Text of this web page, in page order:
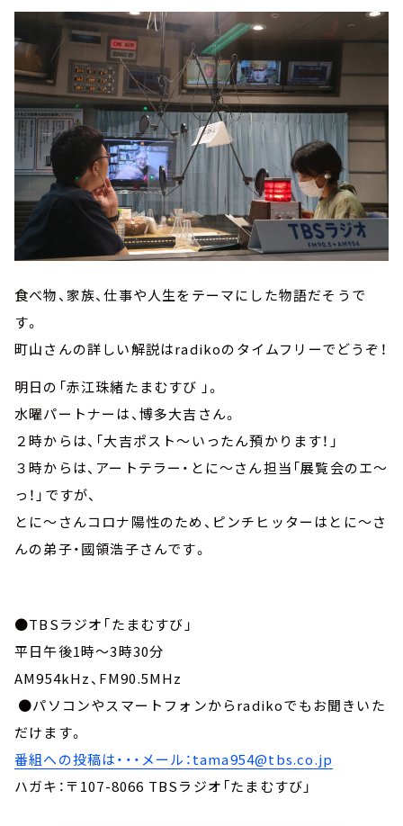
食べ物、家族、仕事や人生をテーマにした物語だそうで
す。
町山さんの詳しい解説はradikoのタイムフリーでどうぞ！
明日の「赤江珠緒たまむすび 」。
水曜パートナーは、博多大吉さん。
２時からは、「大吉ポスト～いったん預かります！」
３時からは、アートテラー・とに～さん担当「展覧会のエ～
っ！」ですが、
とに～さんコロナ陽性のため、ピンチヒッターはとに～さ
んの弟子・國領浩子さんです。
●TBSラジオ「たまむすび」
平日午後1時～3時30分
AM954kHz、FM90.5MHz
●パソコンやスマートフォンからradikoでもお聞きいた
だけます。
番組への投稿は・・・メール：tama954@tbs.co.jp
ハガキ：〒107-8066 TBSラジオ「たまむすび」